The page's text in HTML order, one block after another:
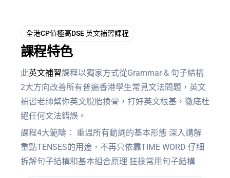
全港CP值極高DSE 英文補習課程
課程特色
此英文補習課程以獨家方式從Grammar & 句子結構
2大方向改善所有普遍香港學生常見文法問題，英文
補習老師幫你英文脫胎換骨，打好英文根基，徹底杜
絕任何文法錯誤。
課程4大範疇： 重温所有動詞的基本形態 深入講解
重點TENSES的用途，不再只依靠TIME WORD 仔細
拆解句子結構和基本組合原理 狂操常用句子結構